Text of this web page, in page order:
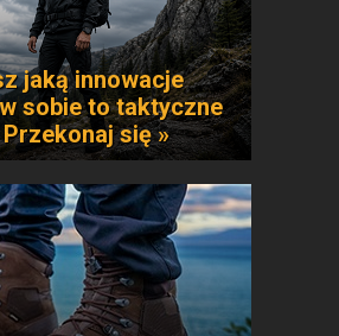
jaką innowacje
sobie to taktyczne
się »